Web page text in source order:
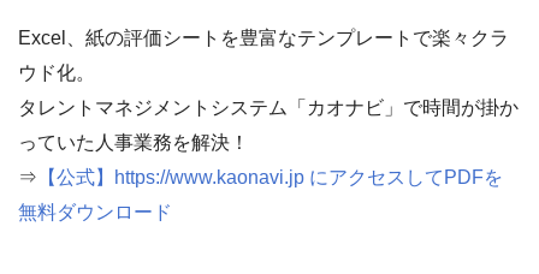
Excel、紙の評価シートを豊富なテンプレートで楽々クラ
ウド化。
タレントマネジメントシステム「カオナビ」で時間が掛か
っていた人事業務を解決！
⇒ 【公式】https://www.kaonavi.jp にアクセスしてPDFを
無料ダウンロード